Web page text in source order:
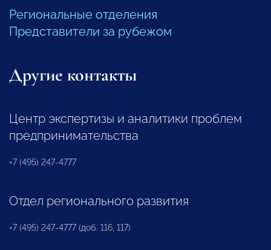
Региональные отделения
Представители за рубежом
Другие контакты
Центр экспертизы и аналитики проблем
предпринимательства
+7 (495) 247-4777
Отдел регионального развития
+7 (495) 247-4777 (доб. 116, 117)